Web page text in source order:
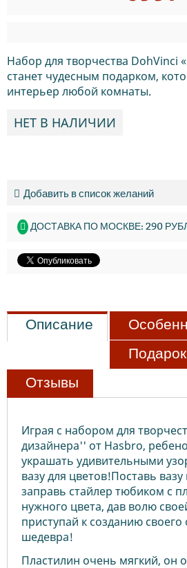
Набор для творчества DohVinci
станет чудесным подарком,
интерьер любой комнаты.
НЕТ В НАЛИЧИИ
Добавить в список желаний
ДОСТАВКА ПО МОСКВЕ: 290
Описание
Отзывы
Играя с набором для
дизайнера'' от Hasbro,
украшать удивительными
вазу для цветов!Поставь
заправь стайлер тюбиком с
нужного цвета, дав волю
приступай к созданию своего
шедевра!
Пластилин очень мягкий, он